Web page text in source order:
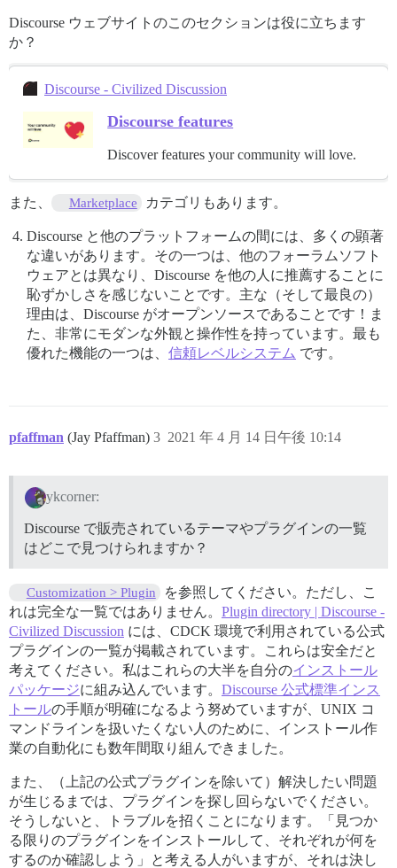
Discourse ウェブサイトのこのセクションは役に立ちます
か？
Discourse - Civilized Discussion
Discourse features
Discover features your community will love.
また、 Marketplace カテゴリもあります。
Discourse と他のプラットフォームの間には、多くの顕著
な違いがあります。その一つは、他のフォーラムソフト
ウェアとは異なり、Discourse を他の人に推薦することに
恥ずかしさを感じないことです。主な（そして最良の）
理由は、Discourse がオープンソースであることです！ま
た、非常にモダンな外観と操作性を持っています。最も
優れた機能の一つは、 信頼レベルシステム です。
pfaffman (Jay Pfaffman) 2021 年 4 月 14 日午後 10:14
3
ykcorner:
Discourse で販売されているテーマやプラグインの一覧
はどこで見つけられますか？
Customization > Plugin
を参照してください。ただし、こ
れは完全な一覧ではありません。 Plugin directory | Discourse -
Civilized Discussion には、CDCK 環境で利用されている公式
プラグインの一覧が掲載されています。これらは安全だと
考えてください。私はこれらの大半を自分のインストール
パッケージに組み込んでいます。 Discourse 公式標準インス
トールの手順が明確になるよう努めていますが、UNIX コ
マンドラインを扱いたくない人のために、インストール作
業の自動化にも数年間取り組んできました。
また、（上記の公式プラグインを除いて）解決したい問題
が生じるまでは、プラグインを探し回らないでください。
そうしないと、トラブルを招くことになります。「見つか
る限りのプラグインをインストールして、それぞれが何を
するのか確認しよう」と考える人がいますが、それは決し